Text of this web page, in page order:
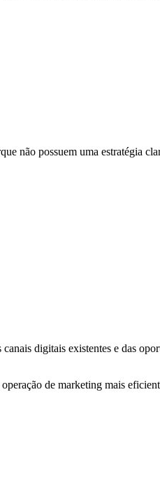
não possuem uma estratégia
digitais existentes e das
de marketing mais